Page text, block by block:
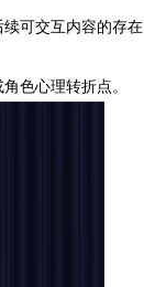
可交互内容的存在
色心理转折点。